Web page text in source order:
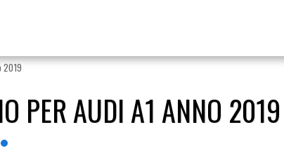
2019
PER AUDI A1 ANNO 2019